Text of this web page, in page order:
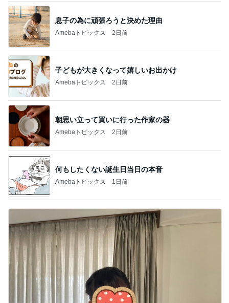
息子の為に頑張ろうと決めた理由
Amebaトピックス 2日前
子どもが大きくなって嬉しいお出かけ
Amebaトピックス 2日前
朝思い立って買いに行った作家の器
Amebaトピックス 2日前
何もしたくない誕生日当日の本音
Amebaトピックス 1日前